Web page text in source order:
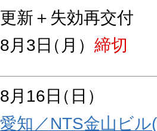
更新＋失効再交付
8月3日（月） 締切
8月16日（日）
愛知／NTS金山ビ